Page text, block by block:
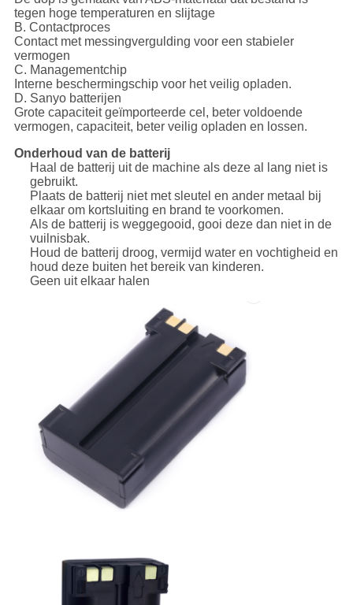
tegen hoge temperaturen en slijtage
B. Contactproces
Contact met messingvergulding voor een stabieler
vermogen
C. Managementchip
Interne beschermingschip voor het veilig opladen.
D. Sanyo batterijen
Grote capaciteit geïmporteerde cel, beter voldoende
vermogen, capaciteit, beter veilig opladen en lossen.
Onderhoud van de batterij
Haal de batterij uit de machine als deze al lang niet is
gebruikt.
Plaats de batterij niet met sleutel en ander metaal bij
elkaar om kortsluiting en brand te voorkomen.
Als de batterij is weggegooid, gooi deze dan niet in de
vuilnisbak.
Houd de batterij droog, vermijd water en vochtigheid en
houd deze buiten het bereik van kinderen.
Geen uit elkaar halen